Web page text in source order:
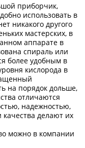
приборчик,
использовать в
никакого другого
мастерских, в
аппарате в
спираль или
более удобным в
кислорода в
на порядок дольше,
отличаются
надежностью,
делают их
можно в компании